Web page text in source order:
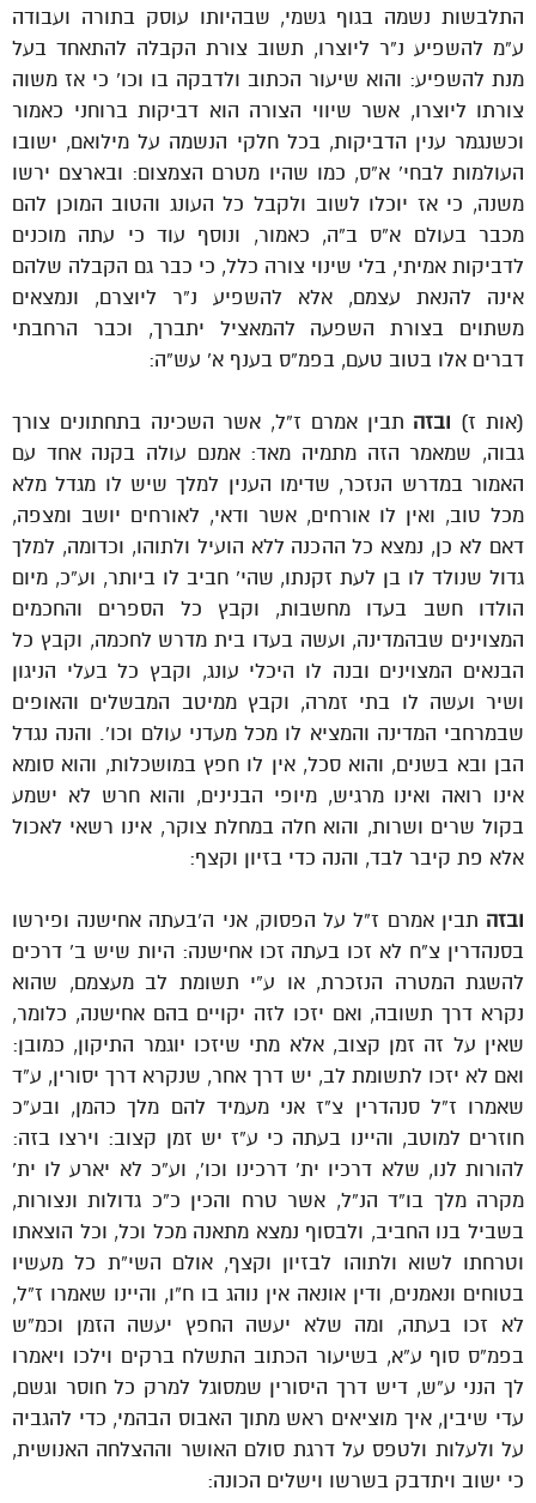
התלבשות נשמה בגוף גשמי, שבהיותו עוסק בתורה ועבודה
ע”מ להשפיע נ”ר ליוצרו, תשוב צורת הקבלה להתאחד בעל
מנת להשפיע: והוא שיעור הכתוב ולדבקה בו וכו’ כי אז משוה
צורתו ליוצרו, אשר שיווי הצורה הוא דביקות ברוחני כאמור
וכשנגמר ענין הדביקות, בכל חלקי הנשמה על מילואם, ישובו
העולמות לבחי’ א”ס, כמו שהיו מטרם הצמצום: ובארצם ירשו
משנה, כי אז יוכלו לשוב ולקבל כל העונג והטוב המוכן להם
מכבר בעולם א”ס ב”ה, כאמור, ונוסף עוד כי עתה מוכנים
לדביקות אמיתי, בלי שינוי צורה כלל, כי כבר גם הקבלה שלהם
אינה להנאת עצמם, אלא להשפיע נ”ר ליוצרם, ונמצאים
משתוים בצורת השפעה להמאציל יתברך, וכבר הרחבתי
דברים אלו בטוב טעם, בפמ”ס בענף א’ עש”ה:
(אות ז) ובזה תבין אמרם ז”ל, אשר השכינה בתחתונים צורך
גבוה, שמאמר הזה מתמיה מאד: אמנם עולה בקנה אחד עם
האמור במדרש הנזכר, שדימו הענין למלך שיש לו מגדל מלא
מכל טוב, ואין לו אורחים, אשר ודאי, לאורחים יושב ומצפה,
דאם לא כן, נמצא כל ההכנה ללא הועיל ולתוהו, וכדומה, למלך
גדול שנולד לו בן לעת זקנתו, שהי’ חביב לו ביותר, וע”כ, מיום
הולדו חשב בעדו מחשבות, וקבץ כל הספרים והחכמים
המצוינים שבהמדינה, ועשה בעדו בית מדרש לחכמה, וקבץ כל
הבנאים המצוינים ובנה לו היכלי עונג, וקבץ כל בעלי הניגון
ושיר ועשה לו בתי זמרה, וקבץ ממיטב המבשלים והאופים
שבמרחבי המדינה והמציא לו מכל מעדני עולם וכו’. והנה נגדל
הבן ובא בשנים, והוא סכל, אין לו חפץ במושכלות, והוא סומא
אינו רואה ואינו מרגיש, מיופי הבנינים, והוא חרש לא ישמע
בקול שרים ושרות, והוא חלה במחלת צוקר, אינו רשאי לאכול
אלא פת קיבר לבד, והנה כדי בזיון וקצף:
ובזה תבין אמרם ז”ל על הפסוק, אני ה’בעתה אחישנה ופירשו
בסנהדרין צ”ח לא זכו בעתה זכו אחישנה: היות שיש ב’ דרכים
להשגת המטרה הנזכרת, או ע”י תשומת לב מעצמם, שהוא
נקרא דרך תשובה, ואם יזכו לזה יקויים בהם אחישנה, כלומר,
שאין על זה זמן קצוב, אלא מתי שיזכו יוגמר התיקון, כמובן:
ואם לא יזכו לתשומת לב, יש דרך אחר, שנקרא דרך יסורין, ע”ד
שאמרו ז”ל סנהדרין צ”ז אני מעמיד להם מלך כהמן, ובע”כ
חוזרים למוטב, והיינו בעתה כי ע”ז יש זמן קצוב: וירצו בזה:
להורות לנו, שלא דרכיו ית’ דרכינו וכו’, וע”כ לא יארע לו ית’
מקרה מלך בו”ד הנ”ל, אשר טרח והכין כ”כ גדולות ונצורות,
בשביל בנו החביב, ולבסוף נמצא מתאנה מכל וכל, וכל הוצאתו
וטרחתו לשוא ולתוהו לבזיון וקצף, אולם השי”ת כל מעשיו
בטוחים ונאמנים, ודין אונאה אין נוהג בו ח”ו, והיינו שאמרו ז”ל,
לא זכו בעתה, ומה שלא יעשה החפץ יעשה הזמן וכמ”ש
בפמ”ס סוף ע”א, בשיעור הכתוב התשלח ברקים וילכו ויאמרו
לך הנני ע”ש, דיש דרך היסורין שמסוגל למרק כל חוסר וגשם,
עדי שיבין, איך מוציאים ראש מתוך האבוס הבהמי, כדי להגביה
על ולעלות ולטפס על דרגת סולם האושר וההצלחה האנושית,
כי ישוב ויתדבק בשרשו וישלים הכונה: